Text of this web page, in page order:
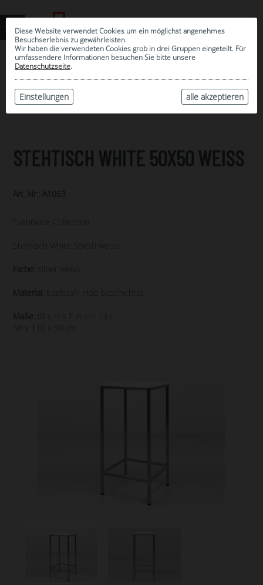
Diese Website verwendet Cookies um ein möglichst angenehmes
Besuchserlebnis zu gewährleisten.
Wir haben die verwendeten Cookies grob in drei Gruppen eingeteilt. Für
umfassendere Informationen besuchen Sie bitte unsere
Datenschutzseite.
alle akzeptieren
Einstellungen
ARCHIV
STEHTISCH WHITE 50X50 WEISS
Art. Nr.: A1063
Eventwide Collection
Stehtisch White 50x50 weiss
Farbe: silber weiss
Material: Edelstahl Holz beschichtet
Maße:
(B x H x T in cm, ca.)